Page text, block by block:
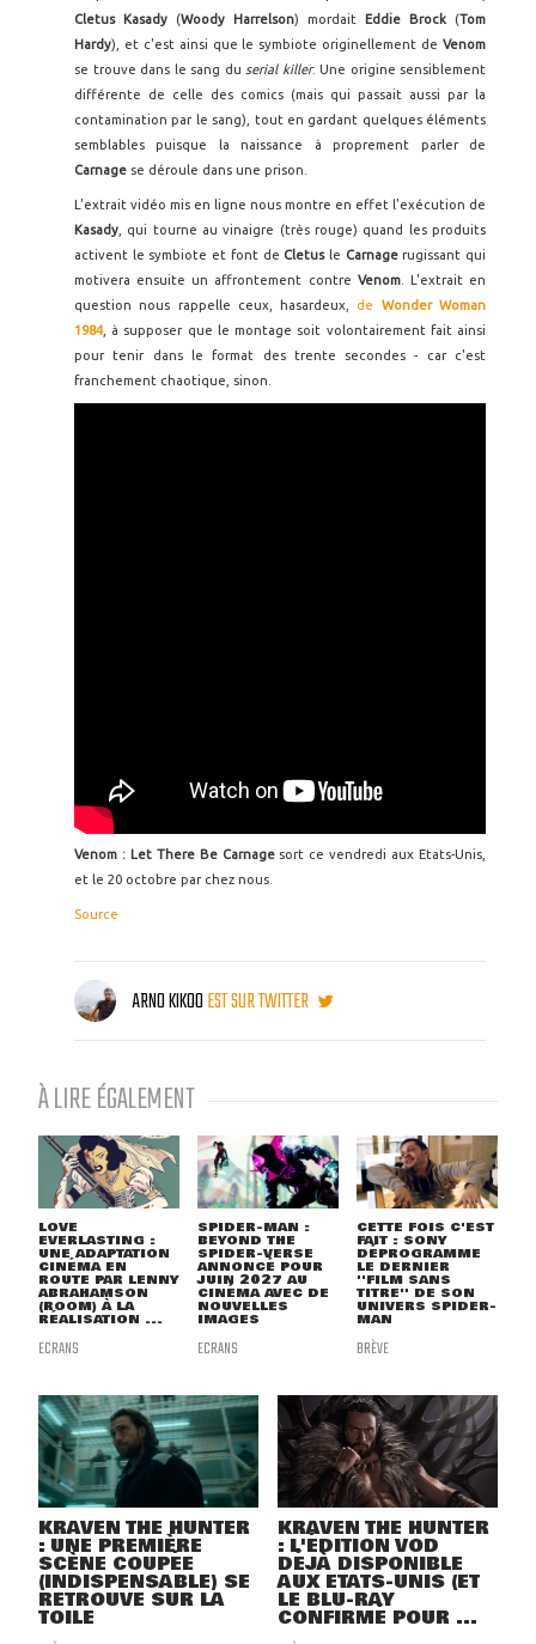
Cletus Kasady (Woody Harrelson) mordait Eddie Brock (Tom
Hardy), et c'est ainsi que le symbiote originellement de Venom
se trouve dans le sang du serial killer. Une origine sensiblement
différente de celle des comics (mais qui passait aussi par la
contamination par le sang), tout en gardant quelques éléments
semblables puisque la naissance à proprement parler de
Carnage se déroule dans une prison.
L'extrait vidéo mis en ligne nous montre en effet l'exécution de
Kasady , qui tourne au vinaigre (très rouge) quand les produits
activent le symbiote et font de Cletus le Carnagerugissant qui
motivera ensuite un affrontement contre Venom. L'extrait en
question nous rappelle ceux, hasardeux, de Wonder Woman
1984, à supposer que le montage soit volontairement fait ainsi
pour tenir dans le format des trente secondes - car c'est
franchement chaotique, sinon.
Venom : Let There Be Carnage sort ce vendredi aux Etats-Unis,
et le 20 octobre par chez nous.
Source
ARNO KIKOOEST SUR TWITTER
À LIRE ÉGALEMENT
LOVE
EVERLASTING :
UNE ADAPTATION
CINÉMA EN
ROUTE PAR LENNY
ABRAHAMSON
(ROOM) À LA
RÉALISATION ...
ECRANS
SPIDER-MAN :
BEYOND THE
SPIDER-VERSE
ANNONCÉ POUR
JUIN 2027 AU
CINÉMA AVEC DE
NOUVELLES
IMAGES
ECRANS
CETTE FOIS C'EST
FAIT : SONY
DÉPROGRAMME
LE DERNIER
''FILM SANS
TITRE'' DE SON
UNIVERS SPIDER-
MAN
BRÈVE
KRAVEN THE HUNTER
: UNE PREMIÈRE
SCÈNE COUPÉE
(INDISPENSABLE) SE
RETROUVE SUR LA
TOILE
KRAVEN THE HUNTER
: L'ÉDITION VOD
DÉJÀ DISPONIBLE
AUX ETATS-UNIS (ET
LE BLU-RAY
CONFIRMÉ POUR ...